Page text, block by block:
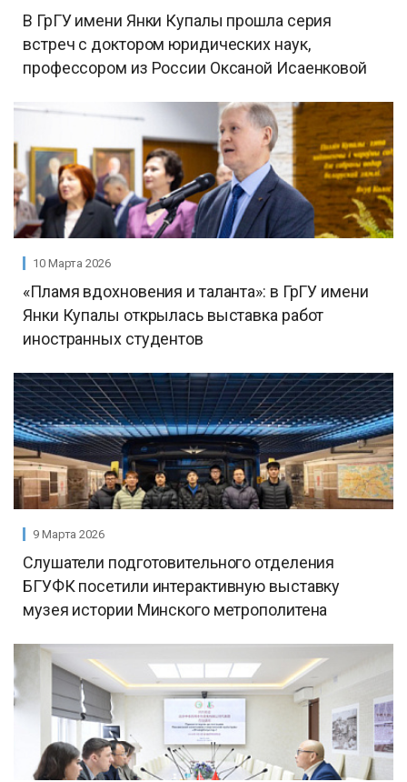
В ГрГУ имени Янки Купалы прошла серия
встреч с доктором юридических наук,
профессором из России Оксаной Исаенковой
10 Марта 2026
«Пламя вдохновения и таланта»: в ГрГУ имени
Янки Купалы открылась выставка работ
иностранных студентов
9 Марта 2026
Слушатели подготовительного отделения
БГУФК посетили интерактивную выставку
музея истории Минского метрополитена